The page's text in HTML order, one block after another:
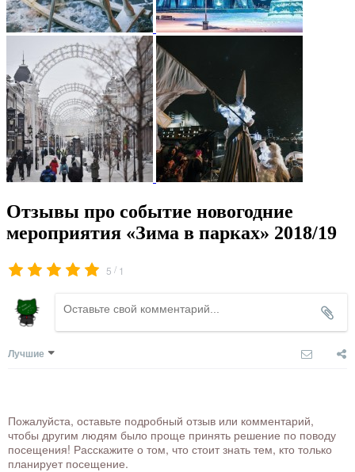
Отзывы про событие новогодние
мероприятия «Зима в парках» 2018/19
5 / 1
Лучшие
Пожалуйста, оставьте подробный отзыв или комментарий,
чтобы другим людям было проще принять решение по поводу
посещения! Расскажите о том, что стоит знать тем, кто только
планирует посещение.